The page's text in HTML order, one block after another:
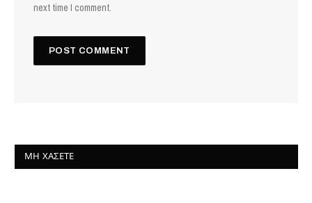
next time I comment.
ΜΗ ΧΆΣΕΤΕ